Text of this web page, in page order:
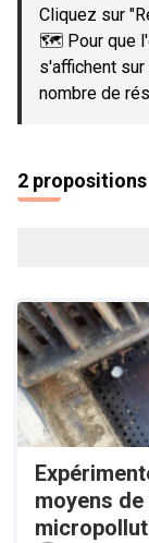
Cliquez sur
🗺️ Pour que
s'affichent
nombre de
2 propositions
moyens